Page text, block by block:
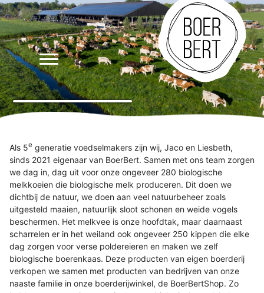
Als 5e generatie voedselmakers zijn wij, Jaco en Liesbeth,
sinds 2021 eigenaar van BoerBert. Samen met ons team zorgen
we dag in, dag uit voor onze ongeveer 280 biologische
melkkoeien die biologische melk produceren. Dit doen we
dichtbij de natuur, we doen aan veel natuurbeheer zoals
uitgesteld maaien, natuurlijk sloot schonen en weide vogels
beschermen. Het melkvee is onze hoofdtak, maar daarnaast
scharrelen er in het weiland ook ongeveer 250 kippen die elke
dag zorgen voor verse poldereieren en maken we zelf
biologische boerenkaas. Deze producten van eigen boerderij
verkopen we samen met producten van bedrijven van onze
naaste familie in onze boerderijwinkel, de BoerBertShop. Zo